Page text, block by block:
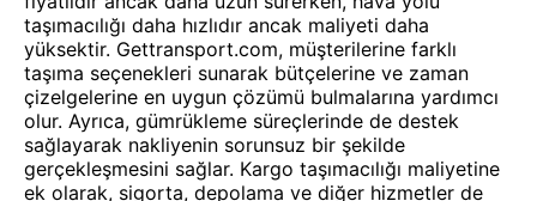
taşımacılığı daha hızlıdır ancak maliyeti daha
yüksektir. Gettransport.com, müşterilerine farklı
taşıma seçenekleri sunarak bütçelerine ve zaman
çizelgelerine en uygun çözümü bulmalarına yardımcı
olur. Ayrıca, gümrükleme süreçlerinde de destek
sağlayarak nakliyenin sorunsuz bir şekilde
gerçekleşmesini sağlar. Kargo taşımacılığı maliyetine
ek olarak, sigorta, depolama ve diğer hizmetler de